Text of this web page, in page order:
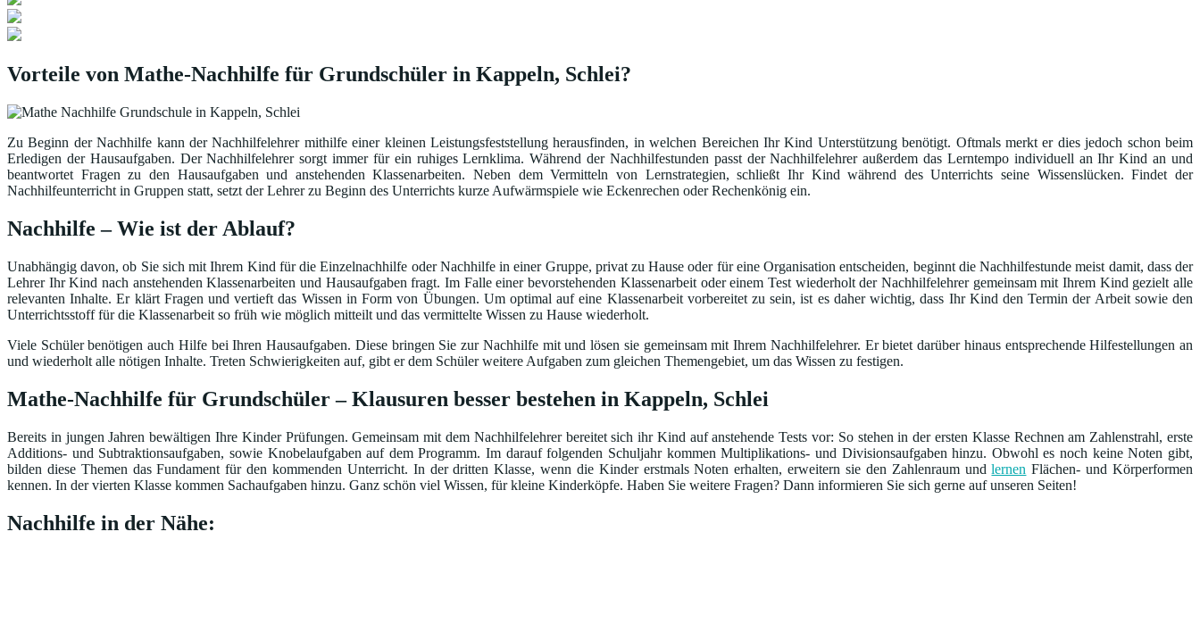
Vorteile von Mathe-Nachhilfe für Grundschüler in Kappeln, Schlei?
Zu Beginn der Nachhilfe kann der Nachhilfelehrer mithilfe einer kleinen Leistungsfeststellung herausfinden, in welchen Bereichen Ihr Kind Unterstützung benötigt. Oftmals merkt er dies jedoch schon beim
Erledigen der Hausaufgaben. Der Nachhilfelehrer sorgt immer für ein ruhiges Lernklima. Während der Nachhilfestunden passt der Nachhilfelehrer außerdem das Lerntempo individuell an Ihr Kind an und
beantwortet Fragen zu den Hausaufgaben und anstehenden Klassenarbeiten. Neben dem Vermitteln von Lernstrategien, schließt Ihr Kind während des Unterrichts seine Wissenslücken. Findet der
Nachhilfeunterricht in Gruppen statt, setzt der Lehrer zu Beginn des Unterrichts kurze Aufwärmspiele wie Eckenrechen oder Rechenkönig ein.
Nachhilfe – Wie ist der Ablauf?
Unabhängig davon, ob Sie sich mit Ihrem Kind für die Einzelnachhilfe oder Nachhilfe in einer Gruppe, privat zu Hause oder für eine Organisation entscheiden, beginnt die Nachhilfestunde meist damit, dass der
Lehrer Ihr Kind nach anstehenden Klassenarbeiten und Hausaufgaben fragt. Im Falle einer bevorstehenden Klassenarbeit oder einem Test wiederholt der Nachhilfelehrer gemeinsam mit Ihrem Kind gezielt alle
relevanten Inhalte. Er klärt Fragen und vertieft das Wissen in Form von Übungen. Um optimal auf eine Klassenarbeit vorbereitet zu sein, ist es daher wichtig, dass Ihr Kind den Termin der Arbeit sowie den
Unterrichtsstoff für die Klassenarbeit so früh wie möglich mitteilt und das vermittelte Wissen zu Hause wiederholt.
Viele Schüler benötigen auch Hilfe bei Ihren Hausaufgaben. Diese bringen Sie zur Nachhilfe mit und lösen sie gemeinsam mit Ihrem Nachhilfelehrer. Er bietet darüber hinaus entsprechende Hilfestellungen an
und wiederholt alle nötigen Inhalte. Treten Schwierigkeiten auf, gibt er dem Schüler weitere Aufgaben zum gleichen Themengebiet, um das Wissen zu festigen.
Mathe-Nachhilfe für Grundschüler – Klausuren besser bestehen in Kappeln, Schlei
Bereits in jungen Jahren bewältigen Ihre Kinder Prüfungen. Gemeinsam mit dem Nachhilfelehrer bereitet sich ihr Kind auf anstehende Tests vor: So stehen in der ersten Klasse Rechnen am Zahlenstrahl, erste
Additions- und Subtraktionsaufgaben, sowie Knobelaufgaben auf dem Programm. Im darauf folgenden Schuljahr kommen Multiplikations- und Divisionsaufgaben hinzu. Obwohl es noch keine Noten gibt,
bilden diese Themen das Fundament für den kommenden Unterricht. In der dritten Klasse, wenn die Kinder erstmals Noten erhalten, erweitern sie den Zahlenraum undlernen Flächen- und Körperformen
kennen. In der vierten Klasse kommen Sachaufgaben hinzu. Ganz schön viel Wissen, für kleine Kinderköpfe. Haben Sie weitere Fragen? Dann informieren Sie sich gerne auf unseren Seiten!
Nachhilfe in der Nähe: